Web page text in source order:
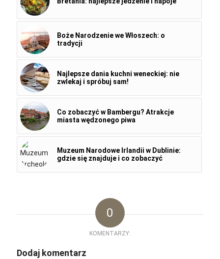
Boże Narodzenie we Włoszech: o
tradycji
Najlepsze dania kuchni weneckiej: nie
zwlekaj i spróbuj sam!
Co zobaczyć w Bambergu? Atrakcje
miasta wędzonego piwa
Muzeum Narodowe Irlandii w Dublinie:
gdzie się znajduje i co zobaczyć
0
KOMENTARZY:
Dodaj komentarz